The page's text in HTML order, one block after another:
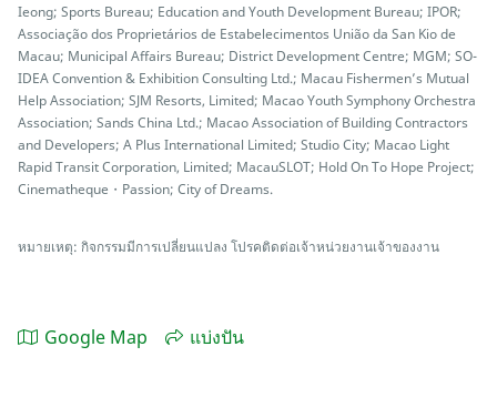
Ieong; Sports Bureau; Education and Youth Development Bureau; IPOR;
Associação dos Proprietários de Estabelecimentos União da San Kio de
Macau; Municipal Affairs Bureau; District Development Centre; MGM; SO-
IDEA Convention & Exhibition Consulting Ltd.; Macau Fishermen’s Mutual
Help Association; SJM Resorts, Limited; Macao Youth Symphony Orchestra
Association; Sands China Ltd.; Macao Association of Building Contractors
and Developers; A Plus International Limited; Studio City; Macao Light
Rapid Transit Corporation, Limited; MacauSLOT; Hold On To Hope Project;
Cinematheque・Passion; City of Dreams.
หมายเหตุ: กิจกรรมมีการเปลี่ยนแปลง โปรคติดต่อเจ้าหน่วยงานเจ้าของงาน
Google Map แบ่งปัน